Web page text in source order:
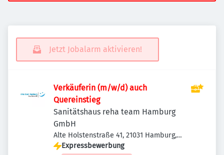
Jetzt Jobalarm aktivieren!
Verkäuferin (m/w/d) auch
Quereinstieg
Sanitätshaus reha team Hamburg
GmbH
Alte Holstenstraße 41, 21031 Hamburg,
Deutschland
Expressbewerbung